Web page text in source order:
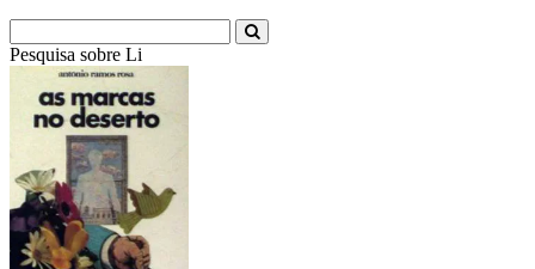
Pesquisa sobre Literatura